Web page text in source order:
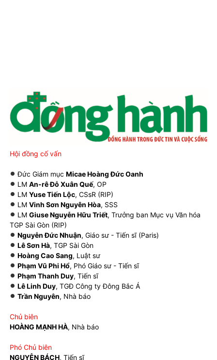
Hội đồng cố vấn
Đức Giám mục Micae Hoàng Đức Oanh
LM An-rê Đỗ Xuân Quế, OP
LM Yuse Tiến Lộc, CSsR (RIP)
LM Vinh Sơn Nguyên Hòa, SSS
LM Giuse Nguyễn Hữu Triết, Trưởng ban Mục vụ Văn hóa
TGP Sài Gòn (RIP)
Nguyễn Đức Nhuận, Giáo sư - Tiến sĩ (Paris)
Lê Sơn Hà, TGP Sài Gòn
Hoàng Cao Sang, Luật sư
Phạm Vũ Phi Hổ, Phó Giáo sư - Tiến sĩ
Phạm Thanh Duy, Tiến sĩ
Lê Linh Duy, TGĐ Công ty Đông Bắc Á
Trần Nguyên, Nhà báo
Chủ biên
HOÀNG MẠNH HÀ, Nhà báo
Phó Chủ biên
NGUYỄN BÁCH, Tiến sĩ